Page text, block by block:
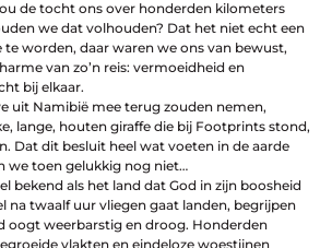
de tocht ons over honderden kilometers
we dat volhouden? Dat het niet echt een
te worden, daar waren we ons van bewust,
van zo’n reis: vermoeidheid en
bij elkaar.
uit Namibië mee terug zouden nemen,
lange, houten giraffe die bij Footprints stond,
Dat dit besluit heel wat voeten in de aarde
we toen gelukkig nog niet…
bekend als het land dat God in zijn boosheid
na twaalf uur vliegen gaat landen, begrijpen
oogt weerbarstig en droog. Honderden
vlakten en eindeloze woestijnen